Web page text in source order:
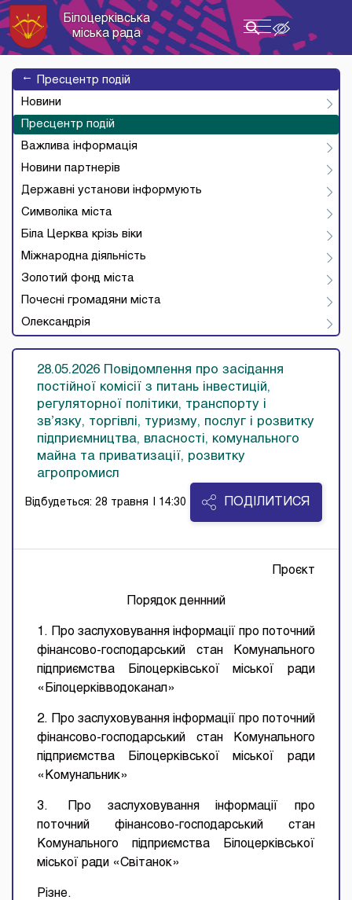
Toggle
navigation
Білоцерківська
міська рада
→
Пресцентр подій
Новини
Пресцентр подій
Важлива інформація
Новини партнерів
Державні установи інформують
Символіка міста
Біла Церква крізь віки
Міжнародна діяльність
Золотий фонд міста
Почесні громадяни міста
Олександрія
28.05.2026 Повідомлення про засідання
постійної комісії з питань інвестицій,
регуляторної політики, транспорту і
зв’язку, торгівлі, туризму, послуг і розвитку
підприємництва, власності, комунального
майна та приватизації, розвитку
агропромисл
Відбудеться: 28 травня | 14:30 ПОДІЛИТИСЯ
Проєкт
Порядок деннний
1. Про заслуховування інформації про поточний
фінансово-господарський стан Комунального
підприємства Білоцерківської міської ради
«Білоцерківводоканал»
2. Про заслуховування інформації про поточний
фінансово-господарський стан Комунального
підприємства Білоцерківської міської ради
«Комунальник»
3. Про заслуховування інформації про
поточний фінансово-господарський стан
Комунального підприємства Білоцерківської
міської ради «Світанок»
Різне.